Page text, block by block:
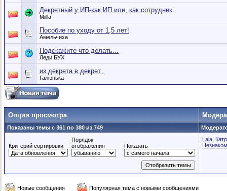
Декретный у ИП-как ИП или, как сотрудник
Miilla
Пособие по уходу от 1,5 лет!
Амельчиха
Подскажите что делать...
Леди БУХ
из декрета в декрет..
Галюнька
Опции просмотра
Показаны темы с 361 по 380 из 749
Критерий сортировки
Порядок
отображения
Показать
Lala
Новые сообщения
Популярная тема с новыми сообщениями